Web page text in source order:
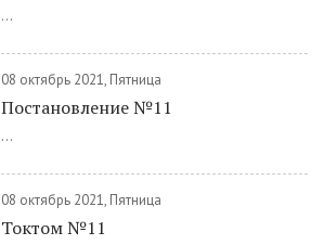
...
08 октябрь 2021, Пятница
Постановление №11
...
08 октябрь 2021, Пятница
Токтом №11